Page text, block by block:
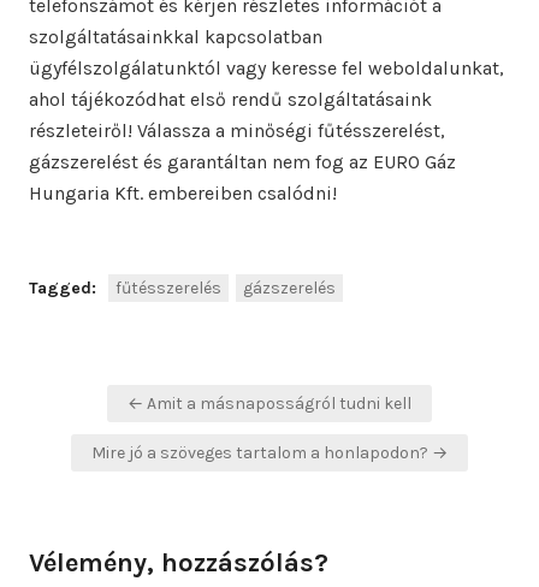
telefonszámot és kérjen részletes információt a
szolgáltatásainkkal kapcsolatban
ügyfélszolgálatunktól vagy keresse fel weboldalunkat,
ahol tájékozódhat első rendű szolgáltatásaink
részleteiről! Válassza a minőségi fűtésszerelést,
gázszerelést és garantáltan nem fog az EURO Gáz
Hungaria Kft. embereiben csalódni!
Tagged: fűtésszerelés gázszerelés
Bejegyzés← Amit a másnaposságról tudni kell
Mire jó a szöveges tartalom a honlapodon? →
Vélemény, hozzászólás?